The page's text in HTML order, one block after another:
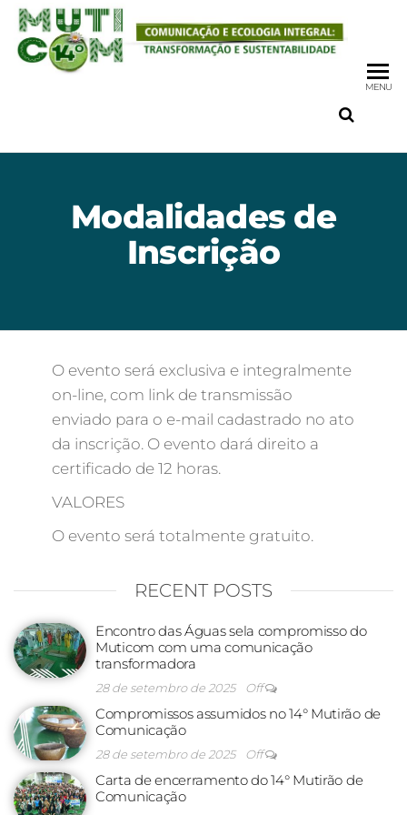
MENU
Modalidades de
Inscrição
O evento será exclusiva e integralmente
on-line, com link de transmissão
enviado para o e-mail cadastrado no ato
da inscrição. O evento dará direito a
certificado de 12 horas.
VALORES
O evento será totalmente gratuito.
RECENT POSTS
Encontro das Águas sela compromisso do
Muticom com uma comunicação
transformadora
28 de setembro de 2025 Off
Compromissos assumidos no 14° Mutirão de
Comunicação
28 de setembro de 2025 Off
Carta de encerramento do 14° Mutirão de
Comunicação